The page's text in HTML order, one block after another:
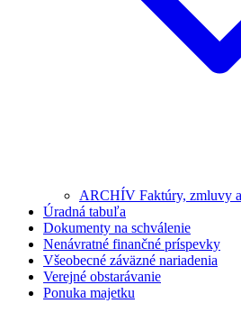
ARCHÍV Faktúry, zmluvy
Úradná tabuľa
Dokumenty na schválenie
Nenávratné finančné príspevky
Všeobecné záväzné nariadenia
Verejné obstarávanie
Ponuka majetku